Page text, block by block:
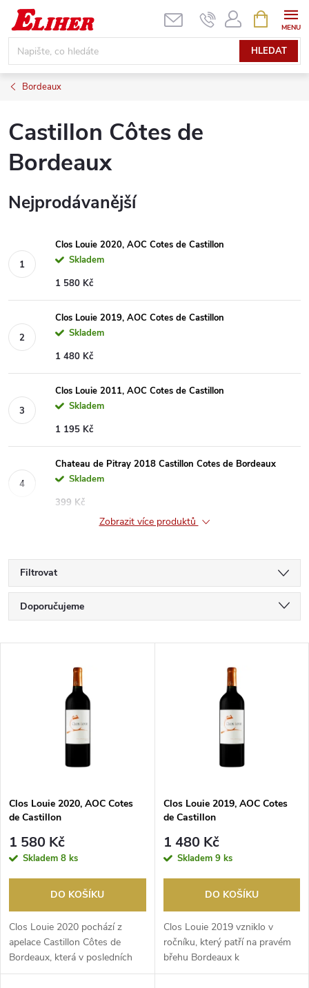
Přejít
obsah
HLEDAT
NÁKUPNÍ
KOŠÍK
Bordeaux
Castillon Côtes de
Bordeaux
Nejprodávanější
Clos Louie 2020, AOC Cotes de Castillon
Skladem
1 580 Kč
Clos Louie 2019, AOC Cotes de Castillon
Skladem
1 480 Kč
Clos Louie 2011, AOC Cotes de Castillon
Skladem
1 195 Kč
Chateau de Pitray 2018 Castillon Cotes de Bordeaux
Skladem
399 Kč
Zobrazit více produktů
Filtrovat
Ř
a
p
r
o
d
u
Doporučujeme
Nejprodávanější
s
p
r
d
u
Clos Louie 2020, AOC Cotes
de Castillon
1 580 Kč
Skladem 8 ks
DO KOŠÍKU
Clos Louie 2020 pochází z
apelace Castillon Côtes de
Bordeaux, která v posledních
letech patří k nej...
Clos Louie 2019, AOC Cotes
de Castillon
1 480 Kč
Skladem 9 ks
DO KOŠÍKU
Clos Louie 2019 vzniklo v
ročníku, který patří na pravém
břehu Bordeaux k
nejúspěšnějším za poslední...